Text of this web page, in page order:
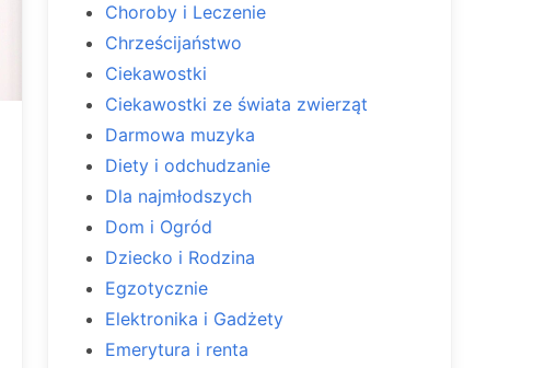
Choroby i Leczenie
Chrześcijaństwo
Ciekawostki
Ciekawostki ze świata zwierząt
Darmowa muzyka
Diety i odchudzanie
Dla najmłodszych
Dom i Ogród
Dziecko i Rodzina
Egzotycznie
Elektronika i Gadżety
Emerytura i renta